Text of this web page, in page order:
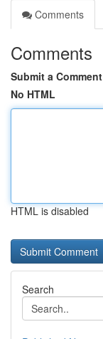
Comments
Comments
Submit a Comment
No HTML
HTML is disabled
Search